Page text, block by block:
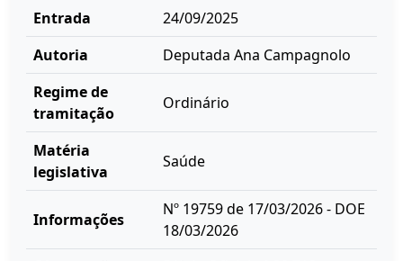
Entrada
24/09/2025
Autoria
Deputada Ana Campagnolo
Regime de
tramitação
Ordinário
Matéria
legislativa
Saúde
Informações
Nº 19759 de 17/03/2026 - DOE
18/03/2026